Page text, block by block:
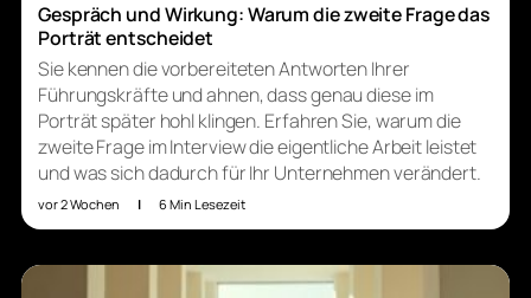
Gespräch und Wirkung: Warum die zweite Frage das
Porträt entscheidet
Sie kennen die vorbereiteten Antworten Ihrer
Führungskräfte und ahnen, dass genau diese im
Porträt später hohl klingen. Erfahren Sie, warum die
zweite Frage im Interview die eigentliche Arbeit leistet
und was sich dadurch für Ihr Unternehmen verändert.
vor 2 Wochen | 6 Min Lesezeit